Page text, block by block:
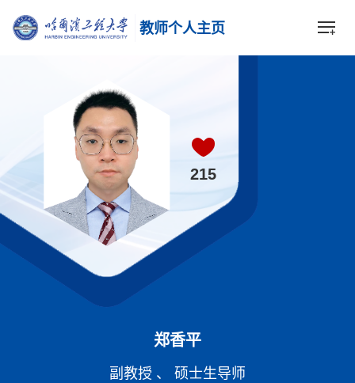
教师个人主页
215
郑香平
副教授 、 硕士生导师